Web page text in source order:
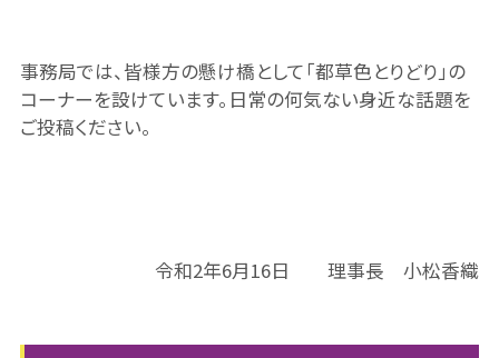
事務局では、皆様方の懸け橋として「都草色とりどり」の
コーナーを設けています。日常の何気ない身近な話題を
ご投稿ください。
令和2年6月16日 理事長 小松香織